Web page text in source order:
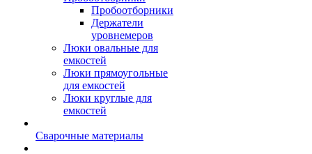
Пробоотборники
Держатели
уровнемеров
Люки овальные для
емкостей
Люки прямоугольные
для емкостей
Люки круглые для
емкостей
Сварочные материалы